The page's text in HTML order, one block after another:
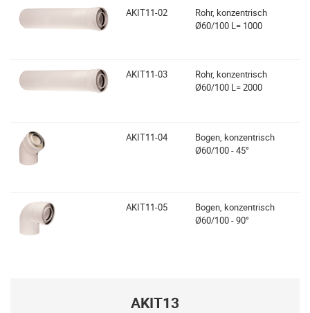
AKIT11-02
Rohr, konzentrisch
Ø60/100 L= 1000
AKIT11-03
Rohr, konzentrisch
Ø60/100 L= 2000
AKIT11-04
Bogen, konzentrisch
Ø60/100 - 45°
AKIT11-05
Bogen, konzentrisch
Ø60/100 - 90°
AKIT13